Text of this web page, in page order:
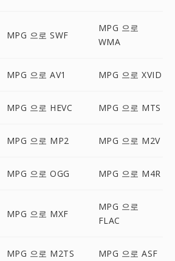
MPG 으로 SWF
MPG 으로
WMA
MPG 으로 AV1 MPG 으로 XVID
MPG 으로 HEVC MPG 으로 MTS
MPG 으로 MP2 MPG 으로 M2V
MPG 으로 OGG MPG 으로 M4R
MPG 으로 MXF
MPG 으로
FLAC
MPG 으로 M2TS MPG 으로 ASF